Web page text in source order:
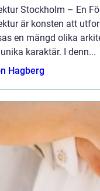
Stockholm – En
är konsten att
en mängd olika
karaktär. I denn...
Hagberg